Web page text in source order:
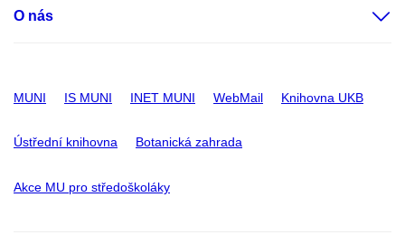
O nás
MUNI IS MUNI INET MUNI WebMail Knihovna UKB
Ústřední knihovna Botanická zahrada
Akce MU pro středoškoláky